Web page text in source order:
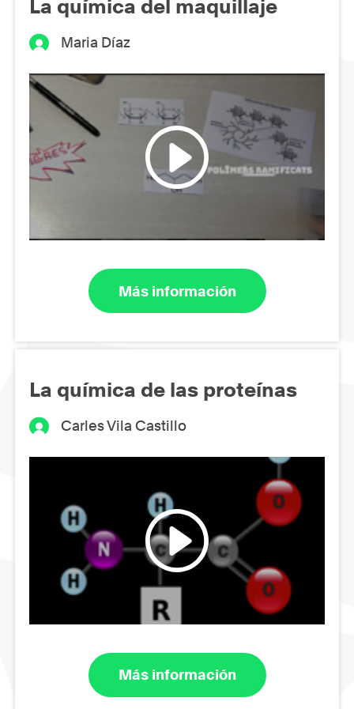
La química del maquillaje
Maria Díaz
Más información
La química de las proteínas
Carles Vila Castillo
Más información